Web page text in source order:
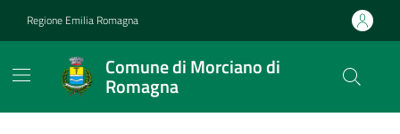
Regione Emilia Romagna
Comune di Morciano di
Romagna